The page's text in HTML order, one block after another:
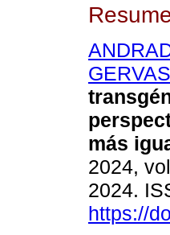
más
2024,
2024.
https://